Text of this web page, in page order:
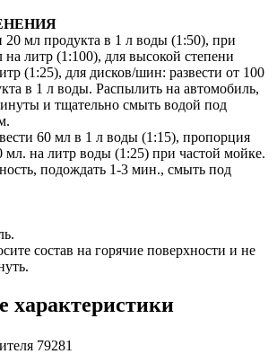
20 мл продукта в 1 л воды (1:50), при
литр (1:100), для высокой степени
(1:25), для дисков/шин: развести от 100
в 1 л воды. Распылить на автомобиль,
и тщательно смыть водой под
60 мл в 1 л воды (1:15), пропорция
мл. на литр воды (1:25) при частой мойке.
подождать 1-3 мин., смыть под
состав на горячие поверхности и не
характеристики
79281